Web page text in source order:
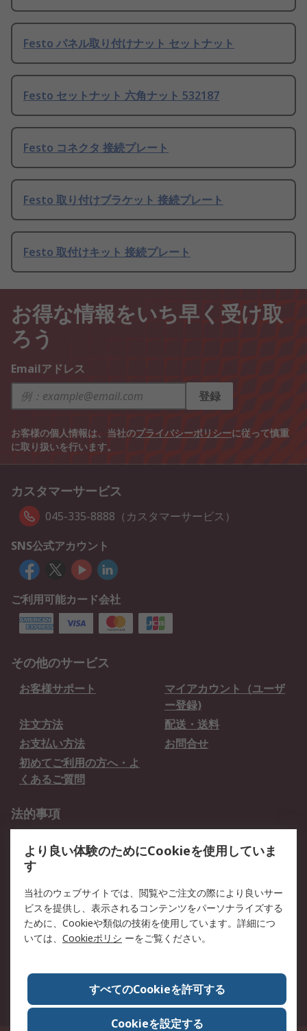
Festo パネル取り付けナット セットナット
Festo セットナット 六角ナット 532187
Festo コネクタ 接続プレート
Festo 取り付けブラケット 接続プレート
Festo 取付けキット 接続プレート
お得な情報をいち早く受け取
ろう
Emailアドレス
登録
お客様の個人情報は、当社のプライバシーポリシーに従って慎重
に取り扱いを行います。
カスタマーサービス
045-335-8888（カスタマーサービス）
SNS公式アカウント
ご利用可能カード会社
その他のサービス
お客様サポート
マイアカウント（ユーザ
ー登録)
注文方法
配送・送料
お支払い方法
お問合せ
初めてご利用の方へ・よ
くあるご質問
法的事項
クッキーポリシー
RSについて
会社概要
採用情報
プレスリリース＆お知ら
コーポレートサイト
全世界のRS
RSの歴史
ESGへの取り組み（英語）
認証について
より良い体験のためにCookieを使用していま
す
当社のウェブサイトでは、閲覧やご注文の際により良いサー
ビスを提供し、表示されるコンテンツをパーソナライズする
ために、Cookieや類似の技術を使用しています。詳細につ
いては、 Cookieポリシ ーをご覧ください。
すべてのCookieを許可する
Cookieを設定する